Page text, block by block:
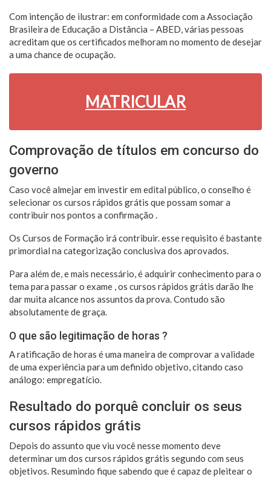
Com intenção de ilustrar: em conformidade com a Associação
Brasileira de Educação a Distância – ABED, várias pessoas
acreditam que os certificados melhoram no momento de desejar
a uma chance de ocupação.
MATRICULAR
Comprovação de títulos em concurso do
governo
Caso você almejar em investir em edital público, o conselho é
selecionar os cursos rápidos grátis que possam somar a
contribuir nos pontos a confirmação .
Os Cursos de Formação irá contribuir. esse requisito é bastante
primordial na categorização conclusiva dos aprovados.
Para além de, e mais necessário, é adquirir conhecimento para o
tema para passar o exame , os cursos rápidos grátis darão lhe
dar muita alcance nos assuntos da prova. Contudo são
absolutamente de graça.
O que são legitimação de horas ?
A ratificação de horas é uma maneira de comprovar a validade
de uma experiência para um definido objetivo, citando caso
análogo: empregatício.
Resultado do porquê concluir os seus
cursos rápidos grátis
Depois do assunto que viu você nesse momento deve
determinar um dos cursos rápidos grátis segundo com seus
objetivos. Resumindo fique sabendo que é capaz de pleitear o